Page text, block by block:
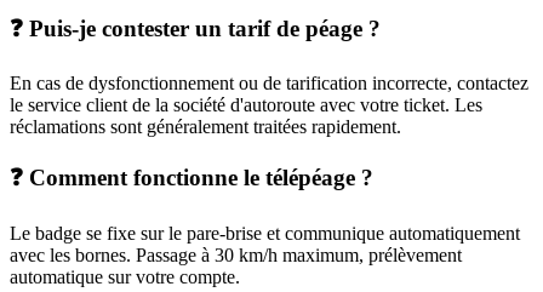
❓ Puis-je contester un tarif de péage ?
En cas de dysfonctionnement ou de tarification incorrecte, contactez
le service client de la société d'autoroute avec votre ticket. Les
réclamations sont généralement traitées rapidement.
❓ Comment fonctionne le télépéage ?
Le badge se fixe sur le pare-brise et communique automatiquement
avec les bornes. Passage à 30 km/h maximum, prélèvement
automatique sur votre compte.